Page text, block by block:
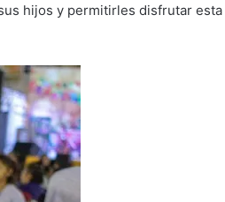
hijos y permitirles disfrutar esta